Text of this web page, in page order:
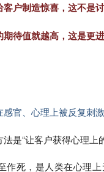
户制造惊喜，这不是
待值就越高，这是更
官、心理上被反复刺
是“让客户获得心理上
作死，是人类在心理